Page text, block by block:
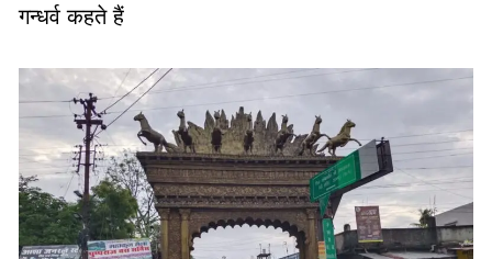
गन्धर्व कहते हैं